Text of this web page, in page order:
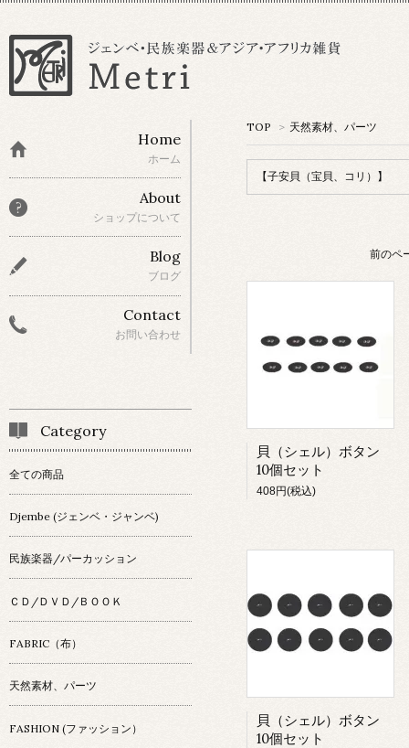
TOP > 天然素材、パーツ
【子安貝（宝貝、コリ）】
前のペ
貝（シェル）ボタン
10個セット
408円(税込)
貝（シェル）ボタン
10個セット
Home
ホーム
About
ショップについて
Blog
ブログ
Contact
お問い合わせ
Category
全ての商品
Djembe (ジェンベ・ジャンベ)
民族楽器/パーカッション
ＣＤ/ＤＶＤ/ＢＯＯＫ
FABRIC（布）
天然素材、パーツ
FASHION (ファッション）